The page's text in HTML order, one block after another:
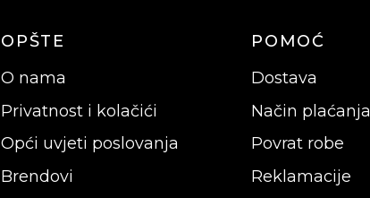
OPŠTE
O nama
Privatnost i kolačići
Opći uvjeti poslovanja
Brendovi
POMOĆ
Dostava
Način plaćanja
Povrat robe
Reklamacije